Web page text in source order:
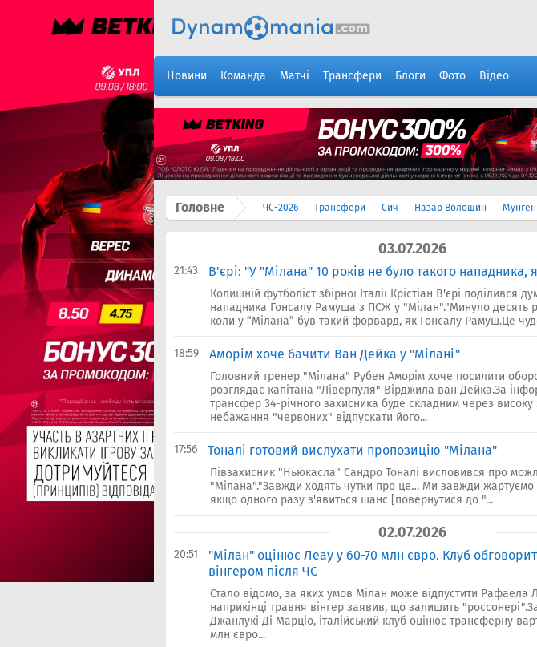
Новини Команда Матчі Трансфери Блоги Фото Відео
Головне ЧС-2026 Трансфери Сич Назар Волошин
03.07.2026
21:43 В'єрі: "У "Мілана" 10 років не було такого нападника,
Колишній футболіст збірної Італії Крістіан В'єрі поділився
нападника Гонсалу Рамуша з ПСЖ у "Мілан"."Минуло десять
коли у “Мілана” був такий форвард, як Гонсалу Рамуш.Це
18:59 Аморім хоче бачити Ван Дейка у "Мілані"
Головний тренер "Мілана" Рубен Аморім хоче посилити
розглядає капітана "Ліверпуля" Вірджила ван Дейка.За
трансфер 34-річного захисника буде складним через високу
небажання "червоних" відпускати його...
17:56 Тоналі готовий вислухати пропозицію "Мілана"
Півзахисник "Ньюкасла" Сандро Тоналі висловився про
"Мілана"."Завжди ходять чутки про це… Ми завжди жартуємо
якщо одного разу з'явиться шанс [повернутися до "...
02.07.2026
20:51
"Мілан" оцінює Леау у 60-70 млн євро. Клуб
вінгером після ЧС
Стало відомо, за яких умов Мілан може відпустити Рафаела
наприкінці травня вінгер заявив, що залишить
Джанлукі Ді Марціо, італійський клуб оцінює трансферну
млн євро...